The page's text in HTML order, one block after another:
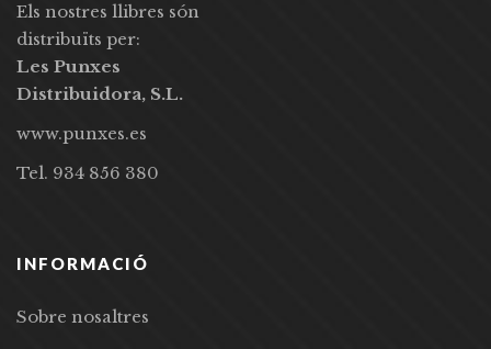
Els nostres llibres són
distribuïts per:
Les Punxes
Distribuidora, S.L.
www.punxes.es
Tel. 934 856 380
INFORMACIÓ
Sobre nosaltres